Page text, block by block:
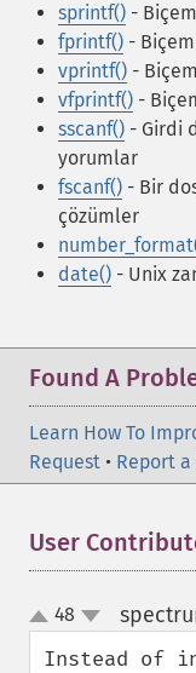
sprintf() -
fprintf() -
vprintf() -
vfprintf() -
sscanf() - Girdi
yorumlar
fscanf() - Bir
çözümler
date() - Unix
Found A
Learn How To
Request • Report a
User
up
down
48
Instead of